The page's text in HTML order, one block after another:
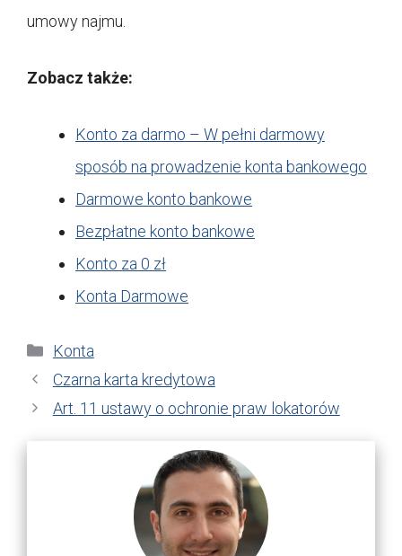
umowy najmu.
Zobacz także:
Konto za darmo – W pełni darmowy
sposób na prowadzenie konta bankowego
Darmowe konto bankowe
Bezpłatne konto bankowe
Konto za 0 zł
Konta Darmowe
Kategorie
Konta
Czarna karta kredytowa
Art. 11 ustawy o ochronie praw lokatorów